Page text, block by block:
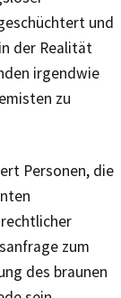
und
der Realität
irgendwie
zu
Personen, die
zum
des braunen